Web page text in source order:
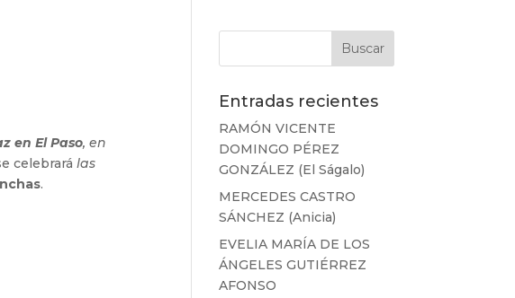
en El Paso, en
celebrarálas
.
Entradas recientes
RAMÓN VICENTE
DOMINGO PÉREZ
GONZÁLEZ (El Ságalo)
MERCEDES CASTRO
SÁNCHEZ (Anicia)
EVELIA MARÍA DE LOS
ÁNGELES GUTIÉRREZ
AFONSO